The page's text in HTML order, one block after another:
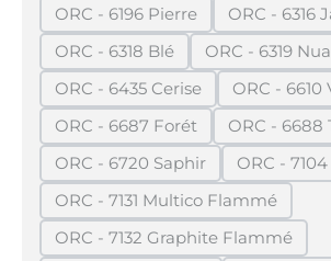
ORC - 6196 Pierre
(Diese Option ist zurzeit
ORC - 6316
ORC - 6318 Blé
(Diese Option ist zurzeit nicht
ORC - 6319
ORC - 6435 Cerise
(Diese Option ist zurzeit
ORC - 6610
ORC - 6687 Forét
(Diese Option ist zurzeit
ORC - 6688
ORC - 6720 Saphir
(Diese Option ist zurzeit
ORC -
ORC - 7131 Multico Flammé
(Diese Option ist
ORC - 7132 Graphite Flammé
(Diese Option ist